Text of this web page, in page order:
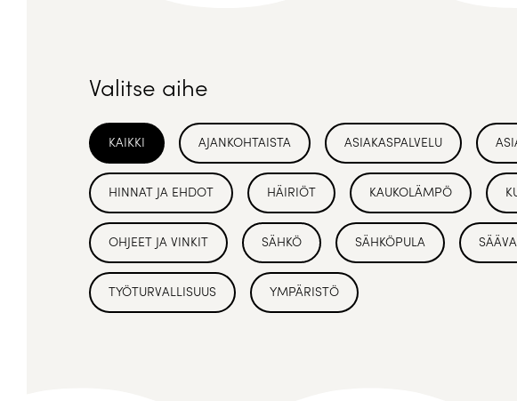
Valitse aihe
KAIKKI AJANKOHTAISTA ASIAKASPALVELU
HINNAT JA EHDOT HÄIRIÖT KAUKOLÄMPÖ
OHJEET JA VINKIT SÄHKÖ SÄHKÖPULA
TYÖTURVALLISUUS YMPÄRISTÖ